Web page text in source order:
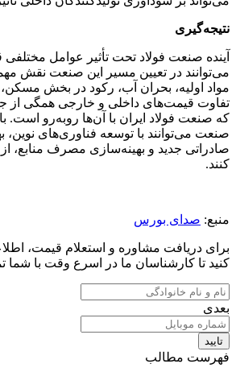
نتیجه‌گیری
آینده صنعت فولاد تحت تأثیر عوامل مختلفی
می‌توانند در تعیین مسیر این صنعت نقش
مواد اولیه، بحران آب، رکود در بخش مسکن،
تفاوت قیمت‌های داخلی و خارجی همگی از
که صنعت فولاد ایران با آن‌ها روبه‌رو است.
صنعت می‌توانند با توسعه فناوری‌های نوین،
صادراتی جدید و بهینه‌سازی مصرف منابع،
کنند.
منبع: صدای بورس
برای دریافت مشاوره و استعلام قیمت،
کنید تا کارشناسان ما در اسرع وقت با شما
بعدی
تایید
فهرست مطالب